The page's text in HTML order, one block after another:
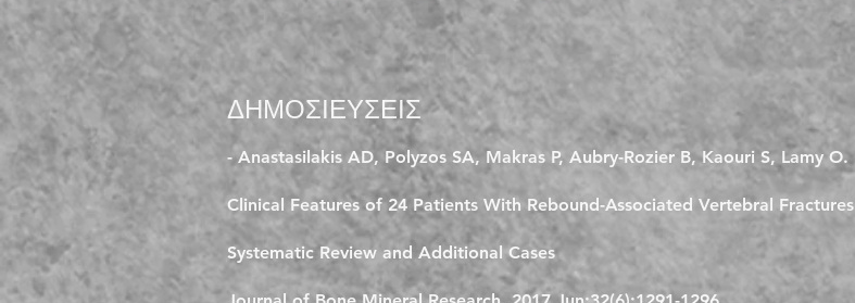
ΔΗΜΟΣΙΕΥΣΕΙΣ
- Anastasilakis AD,Polyzos SA, Makras P, Aubry-Rozier B,Kaouri S, Lamy O.
Clinical Features of 24 Patients With Rebound-Associated Vertebral
Systematic Review and Additional Cases